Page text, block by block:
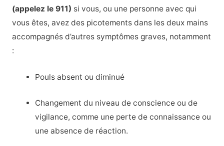
(appelez le 911) si vous, ou une personne avec qui
vous êtes, avez des picotements dans les deux mains
accompagnés d’autres symptômes graves, notamment
:
Pouls absent ou diminué
Changement du niveau de conscience ou de
vigilance, comme une perte de connaissance ou
une absence de réaction.